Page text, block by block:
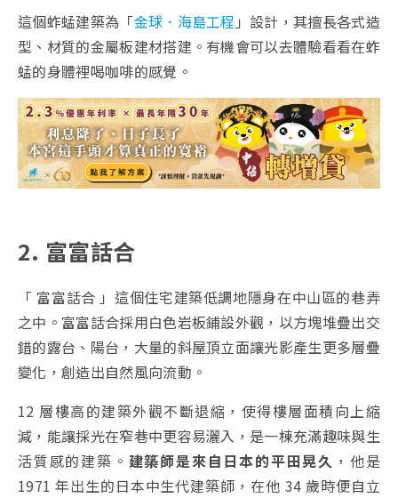
這個蚱蜢建築為「金球．海島工程 」設計，其擅長各式造
型、材質的金屬板建材搭建。有機會可以去體驗看看在蚱
蜢的身體裡喝咖啡的感覺。
2. 富富話合
「 富富話合 」這個住宅建築低調地隱身在中山區的巷弄
之中。富富話合採用白色岩板鋪設外觀，以方塊堆疊出交
錯的露台、陽台，大量的斜屋頂立面讓光影產生更多層疊
變化，創造出自然風向流動。
12 層樓高的建築外觀不斷退縮，使得樓層面積向上縮
減，能讓採光在窄巷中更容易灑入，是一棟充滿趣味與生
活質感的建築。 建築師是來自日本的平田晃久 ，他是
1971 年出生的日本中生代建築師，在他 34 歲時便自立